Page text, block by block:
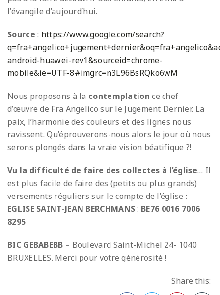
l’évangile d’aujourd’hui.
Source : https://www.google.com/search?
android-huawei-rev1&sourceid=chrome-
mobile&ie=UTF-8#imgrc=n3L96BsRQko6wM
Nous proposons à la contemplation ce chef
d’œuvre de Fra Angelico sur le Jugement Dernier. La
paix, l’harmonie des couleurs et des lignes nous
ravissent. Qu’éprouverons-nous alors le jour où nous
serons plongés dans la vraie vision béatifique ?!
Vu la difficulté de faire des collectes à l’église… Il
est plus facile de faire des (petits ou plus grands)
versements réguliers sur le compte de l’église :
EGLISE SAINT-JEAN BERCHMANS: BE76 0016 7006
8295
BIC GEBABEBB – Boulevard Saint-Michel 24- 1040
BRUXELLES. Merci pour votre générosité !
Share this: